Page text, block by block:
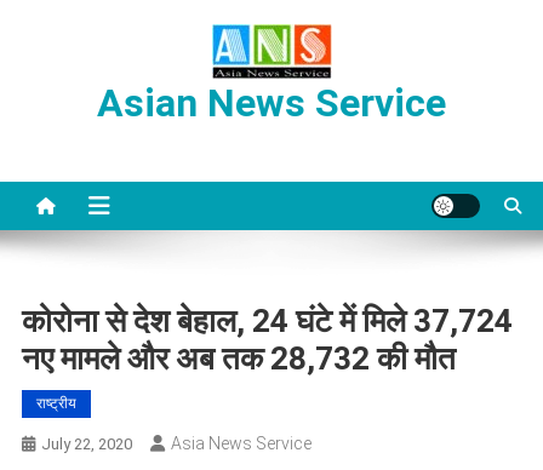
Asian News Service
कोरोना से देश बेहाल, 24 घंटे में मिले 37,724
नए मामले और अब तक 28,732 की मौत
राष्ट्रीय
July 22, 2020 Asia News Service